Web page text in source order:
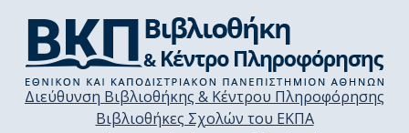
Διεύθυνση Βιβλιοθήκης & Κέντρου Πληροφόρησης
Βιβλιοθήκες Σχολών του ΕΚΠΑ